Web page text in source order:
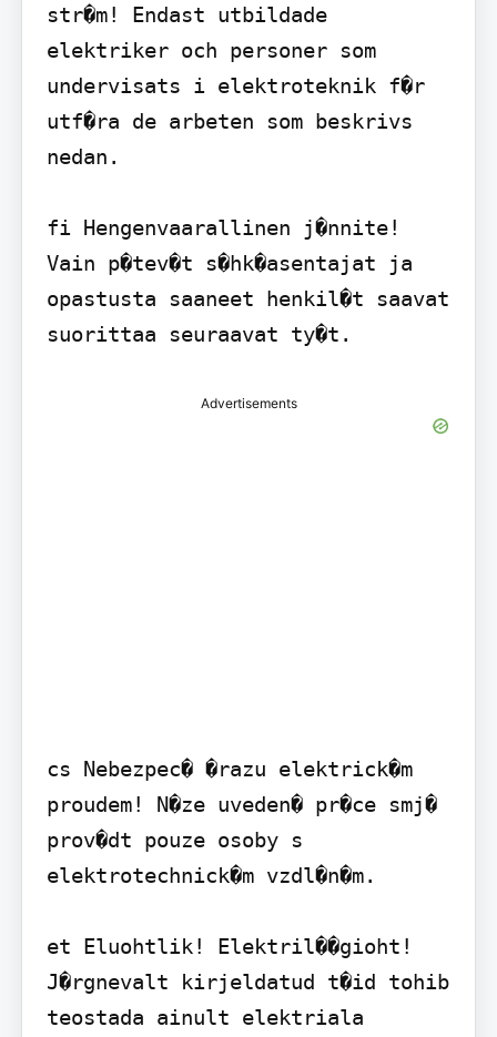
str�m! Endast utbildade
elektriker och personer som
undervisats i elektroteknik f�r
utf�ra de arbeten som beskrivs
nedan.
fi Hengenvaarallinen j�nnite!
Vain p�tev�t s�hk�asentajat ja
opastusta saaneet henkil�t saavat
suorittaa seuraavat ty�t.
Advertisements
cs Nebezpec� �razu elektrick�m
proudem! N�ze uveden� pr�ce smj�
prov�dt pouze osoby s
elektrotechnick�m vzdl�n�m.
et Eluohtlik! Elektril��gioht!
J�rgnevalt kirjeldatud t�id tohib
teostada ainult elektriala